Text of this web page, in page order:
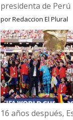
presidenta de Perú
por Redaccion El Plural
16 años después,